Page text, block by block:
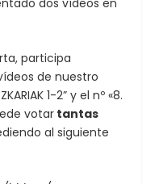
dos vídeos en
participa
de nuestro
1-2” y el nº «8.
votartantas
al siguiente